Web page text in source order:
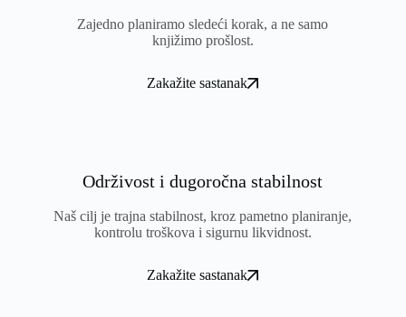
Zajedno planiramo sledeći korak, a ne samo
knjižimo prošlost.
Zakažite sastanak
Održivost i dugoročna stabilnost
Naš cilj je trajna stabilnost, kroz pametno planiranje,
kontrolu troškova i sigurnu likvidnost.
Zakažite sastanak